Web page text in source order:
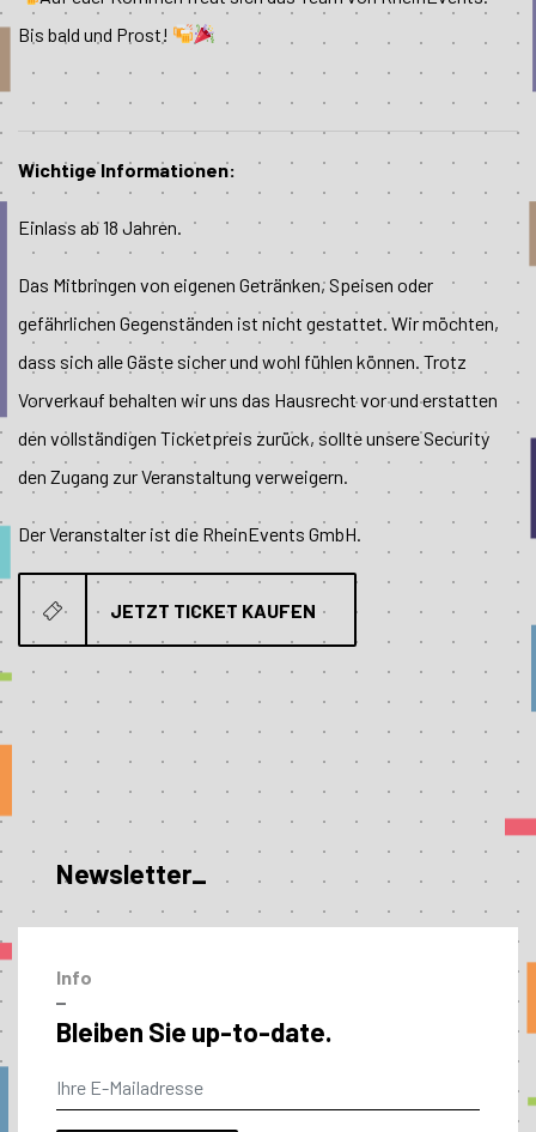
Bis bald und Prost!
Wichtige Informationen:
Einlass ab 18 Jahren.
Das Mitbringen von eigenen Getränken, Speisen oder
gefährlichen Gegenständen ist nicht gestattet. Wir möchten,
dass sich alle Gäste sicher und wohl fühlen können. Trotz
Vorverkauf behalten wir uns das Hausrecht vor und erstatten
den vollständigen Ticketpreis zurück, sollte unsere Security
den Zugang zur Veranstaltung verweigern.
Der Veranstalter ist die RheinEvents GmbH.
JETZT TICKET KAUFEN
Newsletter_
Info
–
Bleiben Sie up-to-date.